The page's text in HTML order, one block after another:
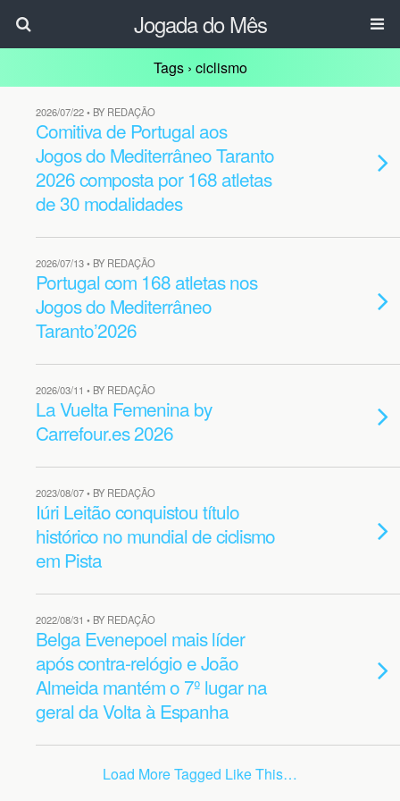
Jogada do Mês
Tags › ciclismo
2026/07/22 • BY REDAÇÃO
Comitiva de Portugal aos
Jogos do Mediterrâneo Taranto
2026 composta por 168 atletas
de 30 modalidades
2026/07/13 • BY REDAÇÃO
Portugal com 168 atletas nos
Jogos do Mediterrâneo
Taranto’2026
2026/03/11 • BY REDAÇÃO
La Vuelta Femenina by
Carrefour.es 2026
2023/08/07 • BY REDAÇÃO
Iúri Leitão conquistou título
histórico no mundial de ciclismo
em Pista
2022/08/31 • BY REDAÇÃO
Belga Evenepoel mais líder
após contra-relógio e João
Almeida mantém o 7º lugar na
geral da Volta à Espanha
Load More Tagged Like This…